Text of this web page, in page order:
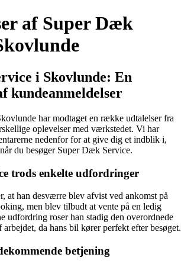
af Super Dæk
i Skovlunde: En
kundeanmeldelser
har modtaget en række udtalelser fra
oplevelser med værkstedet. Vi har
nedenfor for at give dig et indblik i,
du besøger Super Dæk Service.
trods enkelte udfordringer
at han desværre blev afvist ved ankomst på
men blev tilbudt at vente på en ledig
udfordring roser han stadig den overordnede
da hans bil kører perfekt efter besøget.
betjening